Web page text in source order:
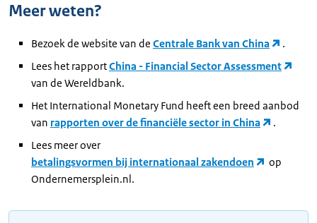
Meer weten?
Bezoek de website van de Centrale Bank van China
.
Lees het rapportChina - Financial Sector Assessment
van de Wereldbank.
Het International Monetary Fund heeft een breed aanbod
van rapporten over de financiële sector in China
.
Lees meer over
betalingsvormen bij internationaal zakendoen
op
Ondernemersplein.nl.